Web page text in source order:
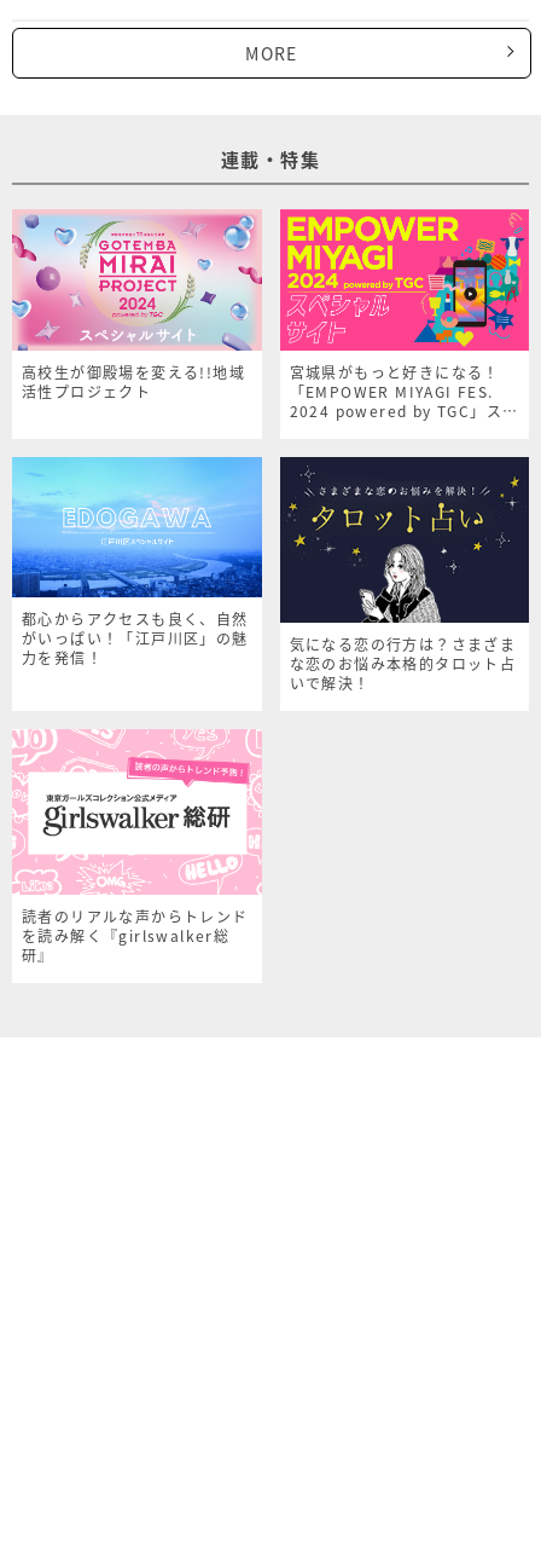
MORE
連載・特集
高校生が御殿場を変える!!地域
活性プロジェクト
宮城県がもっと好きになる！
「EMPOWER MIYAGI FES.
2024 powered by TGC」スペ
都心からアクセスも良く、自然
がいっぱい！「江戸川区」の魅
力を発信！
気になる恋の行方は？さまざま
な恋のお悩み本格的タロット占
いで解決！
読者のリアルな声からトレンド
を読み解く『girlswalker総
研』